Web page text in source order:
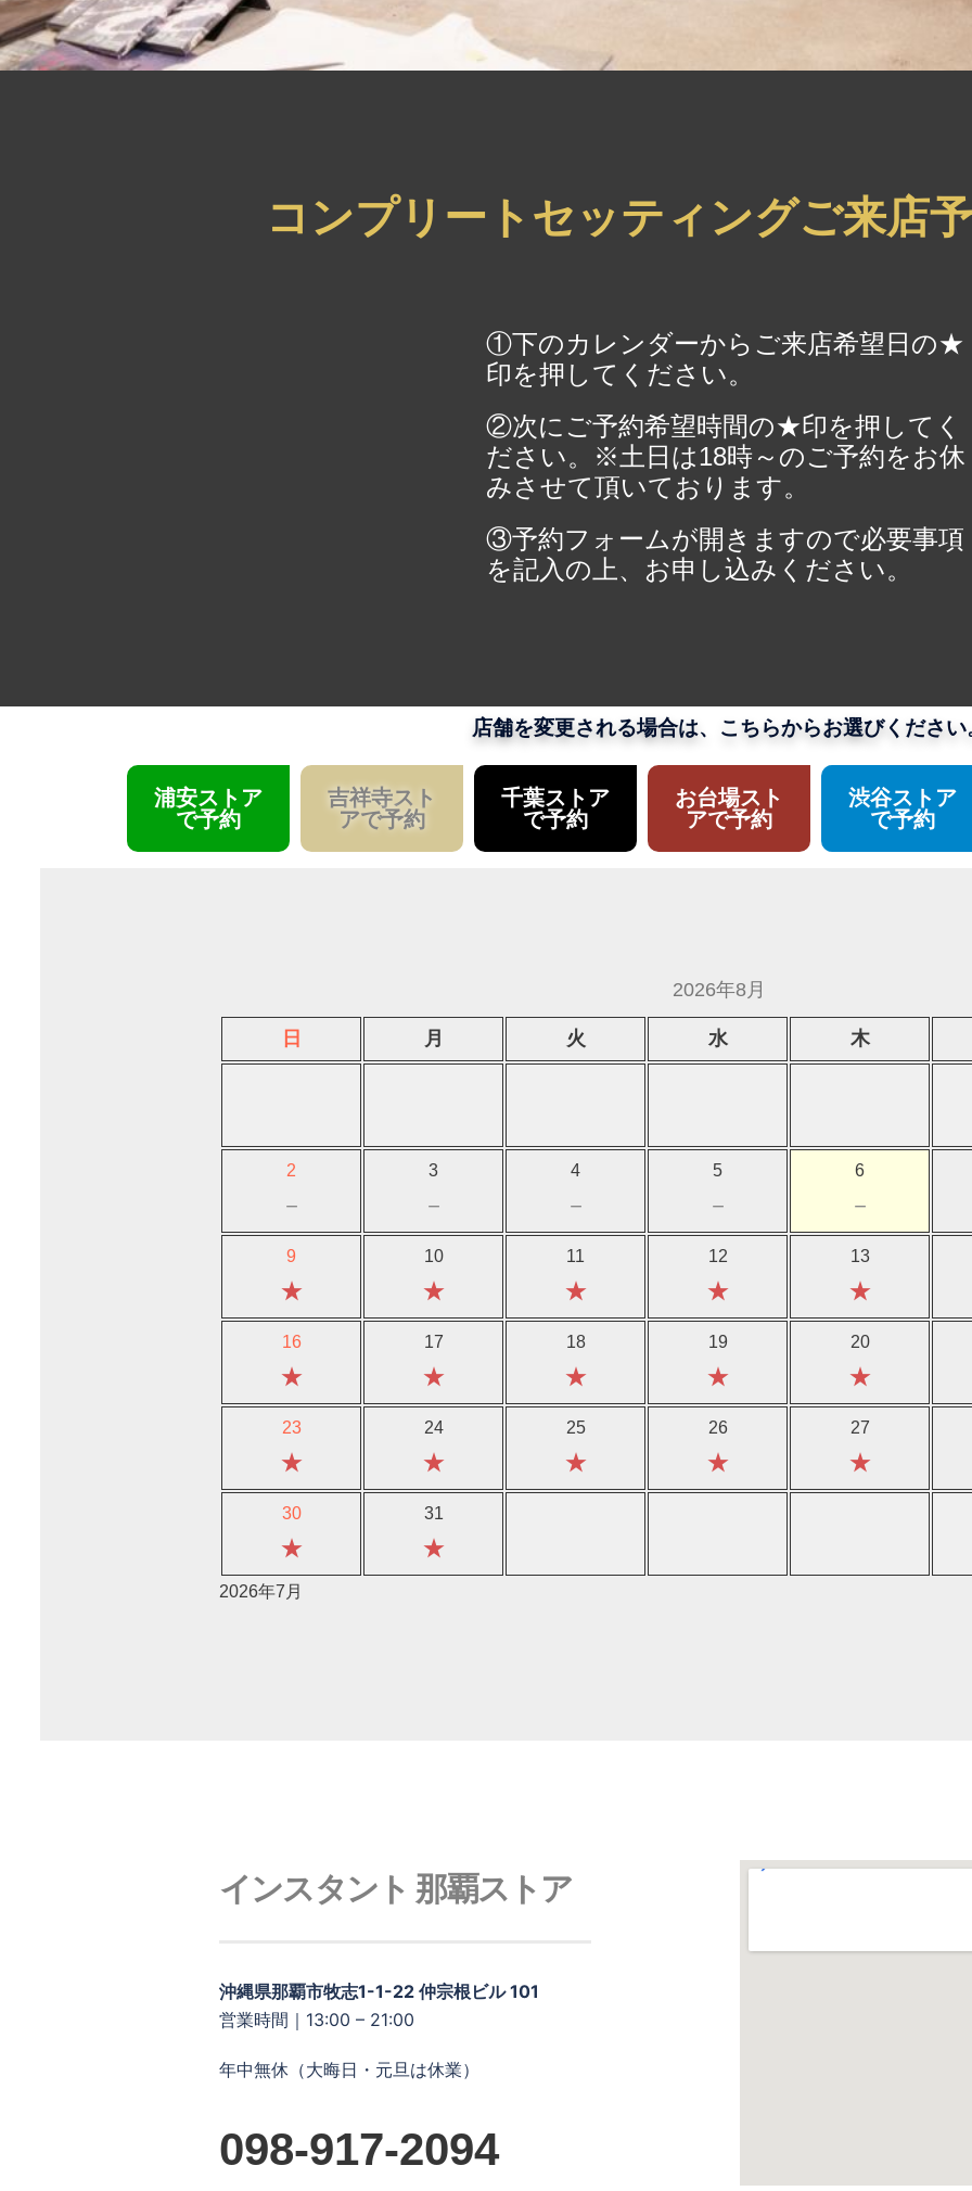
コンプリートセッティングご来店
①下のカレンダーからご来店希望日の★
印を押してください。
②次にご予約希望時間の★印を押してく
ださい。※土日は18時～のご予約をお休
みさせて頂いております。
③予約フォームが開きますので必要事項
を記入の上、お申し込みください。
店舗を変更される場合は、こちらからお選びください
浦安ストア
で予約
吉祥寺スト
アで予約
千葉ストア
で予約
お台場スト
アで予約
渋谷ストア
で予約
2026年8月
日 月 火 水 木
2
－
3
－
4
－
5
－
6
－
9
★
10
★
11
★
12
★
13
★
16
★
17
★
18
★
19
★
20
★
23
★
24
★
25
★
26
★
27
★
30
★
31
★
2026年7月
インスタント 那覇ストア
沖縄県那覇市牧志1-1-22 仲宗根ビル 101
営業時間｜13:00 – 21:00
年中無休（大晦日・元旦は休業）
098-917-2094